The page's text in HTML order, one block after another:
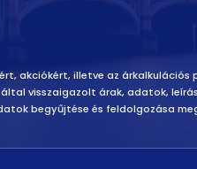
akciókért, illetve az
visszaigazolt árak, adatok,
begyűjtése és feldolgozása